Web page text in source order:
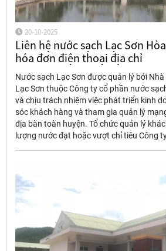
20-10-2025
Liên hệ nước sạch Lạc Sơn
hóa đơn điện thoại địa chỉ
Nước sạch Lạc Sơn được quản lý bởi
Lạc Sơn thuộc Công ty cổ phần nước
và chịu trách nhiệm việc phát triển kinh
sóc khách hàng và tham gia quản lý
địa bàn toàn huyện. Tổ chức quản lý
lượng nước đạt hoặc vượt chỉ tiêu Công